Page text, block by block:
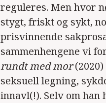
reguleres. Men hvor
stygt, friskt og sykt,
prisvinnende
sammenhengene vi
rundt med mor(2020)
seksuell legning,
innavl(!). Selv om